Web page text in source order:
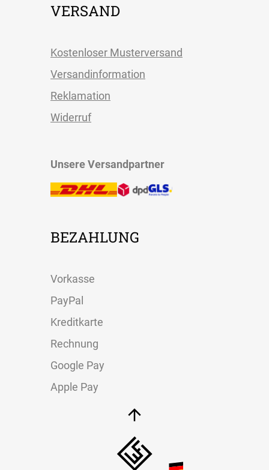
VERSAND
Kostenloser Musterversand
Versandinformation
Reklamation
Widerruf
Unsere Versandpartner
BEZAHLUNG
Vorkasse
PayPal
Kreditkarte
Rechnung
Google Pay
Apple Pay